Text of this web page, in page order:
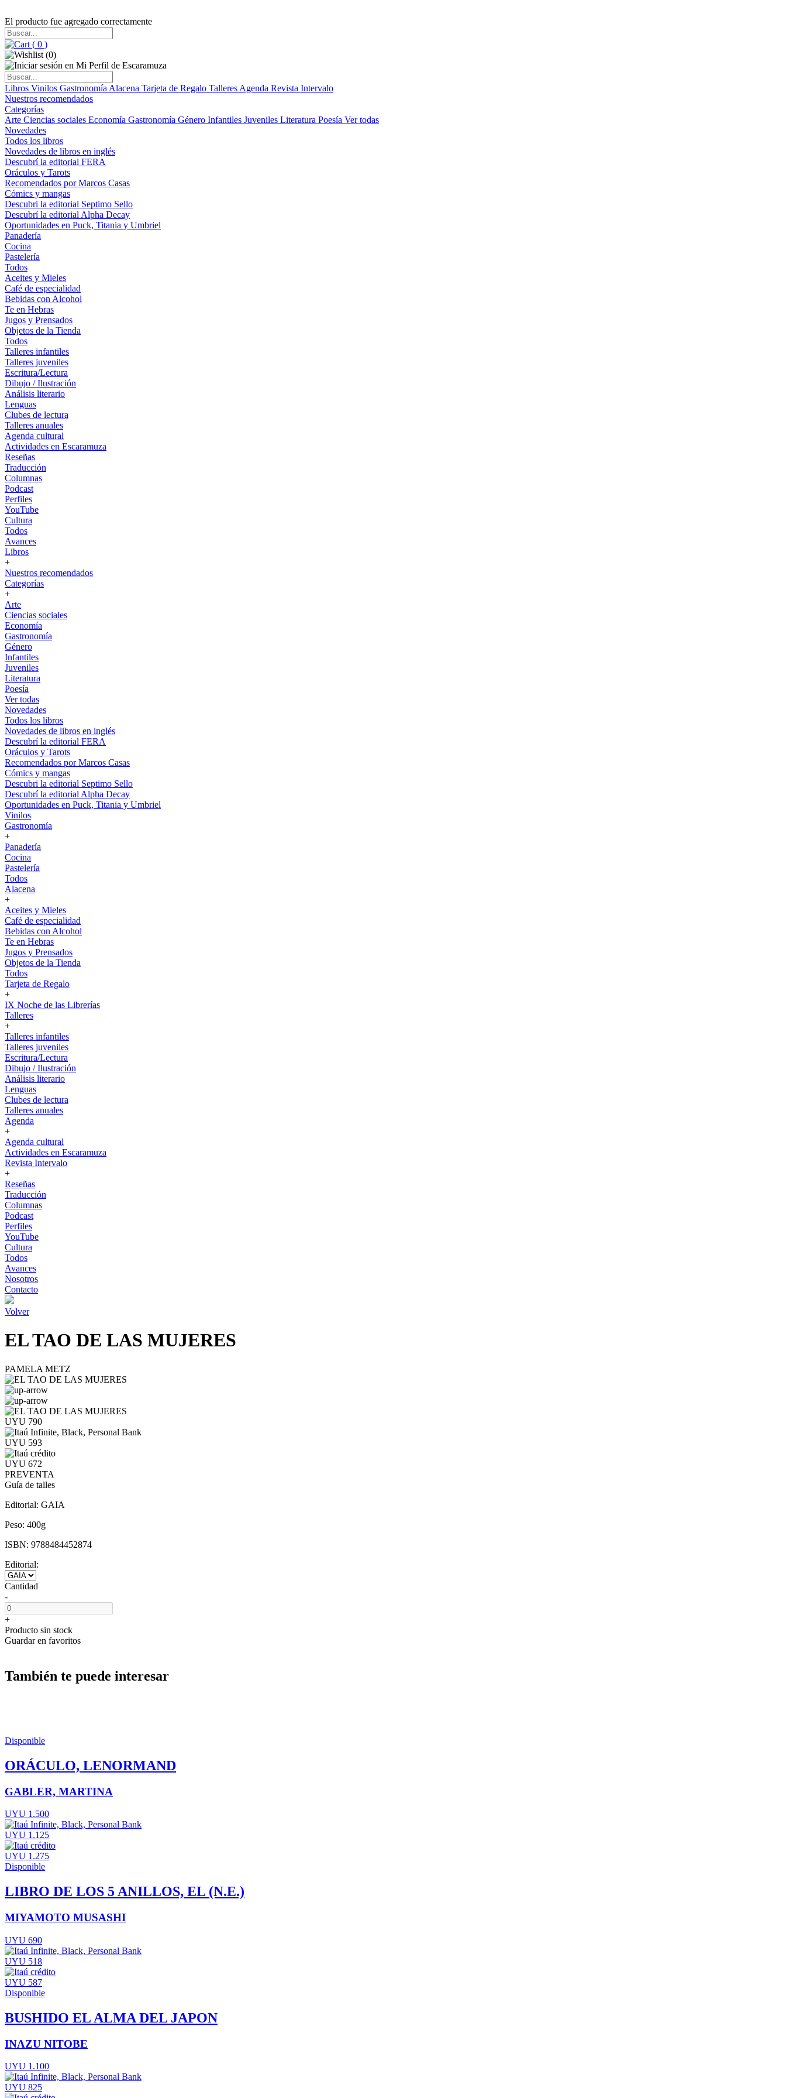
El producto fue agregado correctamente
( 0 )
(0)
Libros Vinilos Gastronomía Alacena Tarjeta de Regalo Talleres Agenda Revista Intervalo
Nuestros recomendados
Categorías
Arte Ciencias sociales Economía Gastronomía Género Infantiles Juveniles Literatura Poesía Ver todas
Novedades
Todos los libros
Novedades de libros en inglés
Descubrí la editorial FERA
Oráculos y Tarots
Recomendados por Marcos Casas
Cómics y mangas
Descubri la editorial Septimo Sello
Descubrí la editorial Alpha Decay
Oportunidades en Puck, Titania y Umbriel
Panadería
Cocina
Pastelería
Todos
Aceites y Mieles
Café de especialidad
Bebidas con Alcohol
Te en Hebras
Jugos y Prensados
Objetos de la Tienda
Todos
Talleres infantiles
Talleres juveniles
Escritura/Lectura
Dibujo / Ilustración
Análisis literario
Lenguas
Clubes de lectura
Talleres anuales
Agenda cultural
Actividades en Escaramuza
Reseñas
Traducción
Columnas
Podcast
Perfiles
YouTube
Cultura
Todos
Avances
Libros
+
Nuestros recomendados
Categorías
+
Arte
Ciencias sociales
Economía
Gastronomía
Género
Infantiles
Juveniles
Literatura
Poesía
Ver todas
Novedades
Todos los libros
Novedades de libros en inglés
Descubrí la editorial FERA
Oráculos y Tarots
Recomendados por Marcos Casas
Cómics y mangas
Descubri la editorial Septimo Sello
Descubrí la editorial Alpha Decay
Oportunidades en Puck, Titania y Umbriel
Vinilos
Gastronomía
+
Panadería
Cocina
Pastelería
Todos
Alacena
+
Aceites y Mieles
Café de especialidad
Bebidas con Alcohol
Te en Hebras
Jugos y Prensados
Objetos de la Tienda
Todos
Tarjeta de Regalo
+
IX Noche de las Librerías
Talleres
+
Talleres infantiles
Talleres juveniles
Escritura/Lectura
Dibujo / Ilustración
Análisis literario
Lenguas
Clubes de lectura
Talleres anuales
Agenda
+
Agenda cultural
Actividades en Escaramuza
Revista Intervalo
+
Reseñas
Traducción
Columnas
Podcast
Perfiles
YouTube
Cultura
Todos
Avances
Nosotros
Contacto
Volver
EL TAO DE LAS MUJERES
PAMELA METZ
UYU 790
UYU 593
UYU 672
PREVENTA
Guía de talles
Editorial: GAIA
Peso: 400g
ISBN: 9788484452874
Editorial:
Cantidad
-
+
Producto sin stock
Guardar en favoritos
También te puede interesar
Disponible
ORÁCULO, LENORMAND
GABLER, MARTINA
UYU 1.500
UYU 1.125
UYU 1.275
Disponible
LIBRO DE LOS 5 ANILLOS, EL (N.E.)
MIYAMOTO MUSASHI
UYU 690
UYU 518
UYU 587
Disponible
BUSHIDO EL ALMA DEL JAPON
INAZU NITOBE
UYU 1.100
UYU 825